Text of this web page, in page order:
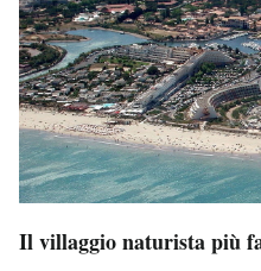
Il villaggio naturista più